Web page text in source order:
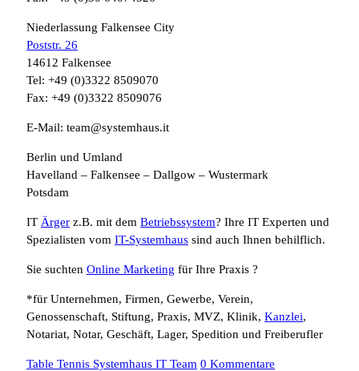
Niederlassung Falkensee City
Poststr. 26
14612 Falkensee
Tel: +49 (0)3322 8509070
Fax: +49 (0)3322 8509076
E-Mail: team@systemhaus.it
Berlin und Umland
Havelland – Falkensee – Dallgow – Wustermark
Potsdam
IT Ärger z.B. mit dem Betriebssystem? Ihre IT Experten und
Spezialisten vom IT-Systemhaus sind auch Ihnen behilflich.
Sie suchten Online Marketing für Ihre Praxis ?
*für Unternehmen, Firmen, Gewerbe, Verein,
Genossenschaft, Stiftung, Praxis, MVZ, Klinik, Kanzlei,
Notariat, Notar, Geschäft, Lager, Spedition und Freiberufler
Table Tennis Systemhaus IT Team 0 Kommentare